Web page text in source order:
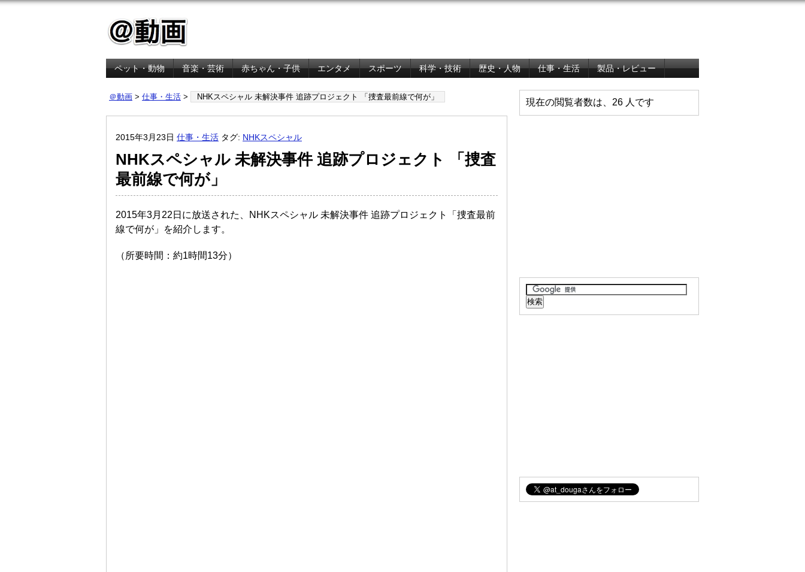
ペット・動物 音楽・芸術 赤ちゃん・子供 エンタメ スポーツ 科学・技術 歴史・人物 仕事・生活
製品・レビュー
＠動画 > 仕事・生活 > NHKスペシャル 未解決事件 追跡プロジェクト 「捜査最前線で何が」
2015年3月23日 仕事・生活 タグ: NHKスペシャル
NHKスペシャル 未解決事件 追跡プロジェクト 「捜査
最前線で何が」
2015年3月22日に放送された、NHKスペシャル 未解決事件 追跡プロジェクト「捜査最前
線で何が」を紹介します。
（所要時間：約1時間13分）
現在の閲覧者数は、26 人です